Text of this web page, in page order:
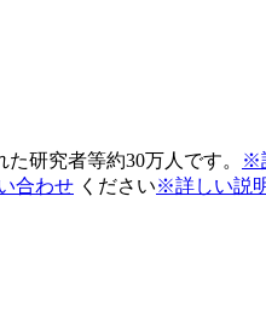
研究者等約30万人です。
※
合わせ ください※詳しい説